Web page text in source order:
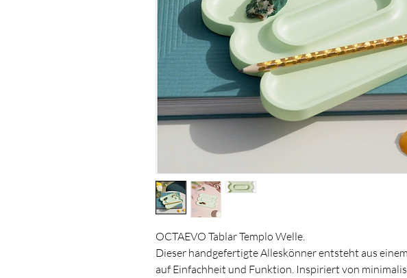
OCTAEVO Tablar Templo Welle.
Dieser handgefertigte Alleskönner entsteht aus
auf Einfachheit und Funktion. Inspiriert von